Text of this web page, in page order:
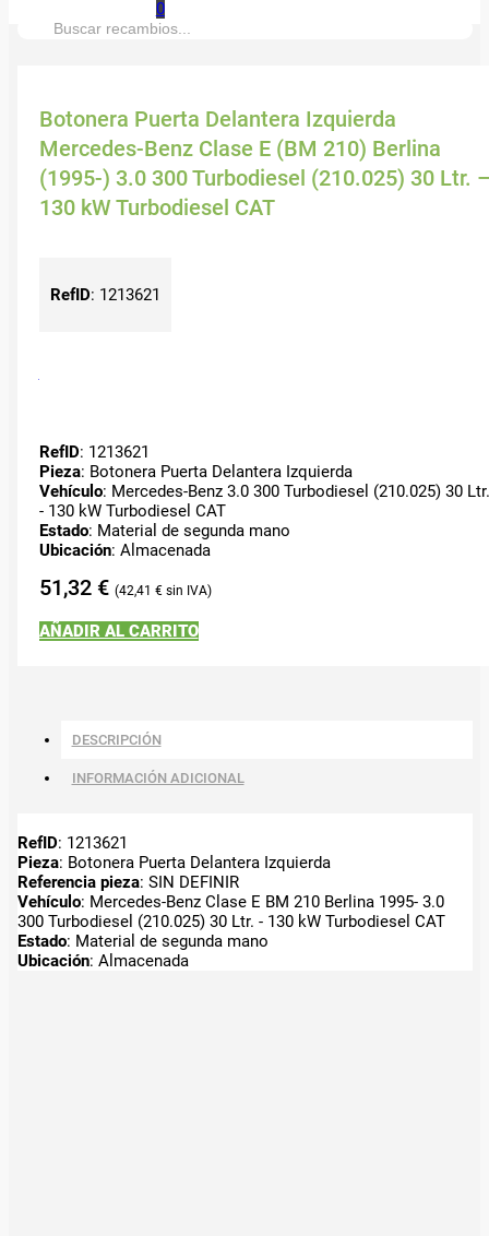
0
Buscar:
Botonera Puerta Delantera Izquierda
Mercedes-Benz Clase E (BM 210) Berlina
(1995-) 3.0 300 Turbodiesel (210.025) 30 Ltr.
130 kW Turbodiesel CAT
RefID: 1213621
RefID: 1213621
Pieza: Botonera Puerta Delantera Izquierda
Vehículo: Mercedes-Benz 3.0 300 Turbodiesel (210.025) 30 Ltr.
- 130 kW Turbodiesel CAT
Estado: Material de segunda mano
Ubicación: Almacenada
51,32 € 42,41 €
AÑADIR AL CARRITO
DESCRIPCIÓN
INFORMACIÓN ADICIONAL
RefID: 1213621
Pieza: Botonera Puerta Delantera Izquierda
Referencia pieza: SIN DEFINIR
Vehículo: Mercedes-Benz Clase E BM 210 Berlina 1995- 3.0
300 Turbodiesel (210.025) 30 Ltr. - 130 kW Turbodiesel CAT
Estado: Material de segunda mano
Ubicación: Almacenada